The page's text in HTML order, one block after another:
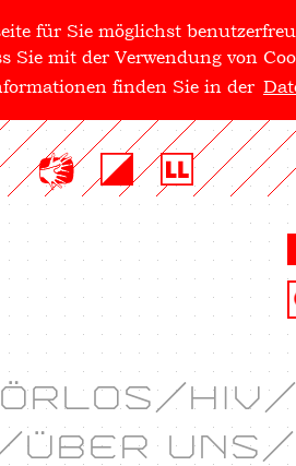
für Sie möglichst
Sie mit der Verwendung von
finden Sie in der
HIV
ÜBER UNS